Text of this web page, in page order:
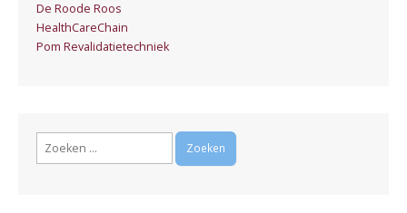
De Roode Roos
HealthCareChain
Pom Revalidatietechniek
Zoeken